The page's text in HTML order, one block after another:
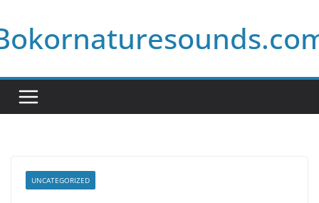
to
content
UNCATEGORIZED